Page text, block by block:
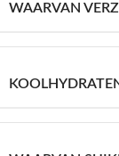
WAARVAN